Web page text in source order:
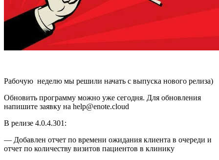
Рабочую неделю мы решили начать с выпуска нового релиза)
Обновить программу можно уже сегодня. Для обновления
напишите заявку на help@enote.cloud
В релизе 4.0.4.301:
— Добавлен отчет по времени ожидания клиента в очереди и
отчет по количеству визитов пациентов в клинику